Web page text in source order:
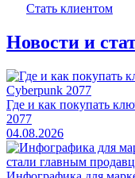
Стать клиентом
Новости и
Где и как покупать
2077
04.08.2026